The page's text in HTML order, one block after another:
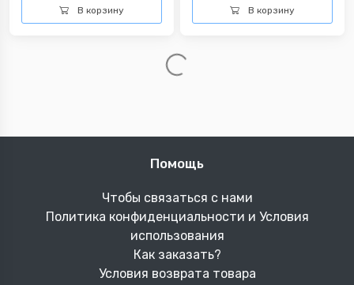
В корзину В корзину
Помощь
Чтобы связаться с нами
Политика конфиденциальности и Условия
использования
Как заказать?
Условия возврата товара